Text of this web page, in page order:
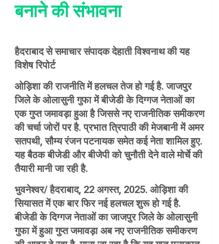
बनाने की संभावना
हैदराबाद से समाचार संपादक देहाती विश्वनाथ की यह
विशेष रिपोर्ट
ओड़िशा की राजनीति में हलचल तेज हो गई है. जाजपुर
जिले के ओलासुनी गुफा में बीजेडी के दिग्गज नेताओं का
एक गुप्त जमावड़ा हुआ है जिससे नए राजनीतिक समीकरण
की चर्चा जोरों पर है. प्रभात त्रिपाठी की मेजबानी में अमर
सतपथी, सौम्य रंजन पटनायक समेत कई नेता शामिल हुए.
यह बैठक बीजेडी और बीजेपी को चुनौती देने वाले मोर्चे की
तैयारी मानी जा रही है.
भुवनेश्वर/ हैदराबाद, 22 अगस्त, 2025. ओड़िशा की
सियासत में एक बार फिर नई हलचल शुरू हो गई है.
बीजेडी के दिग्गज नेताओं का जाजपुर जिले के ओलासुनी
गुफा में हुआ गुप्त जमावड़ा अब नए राजनीतिक समीकरण